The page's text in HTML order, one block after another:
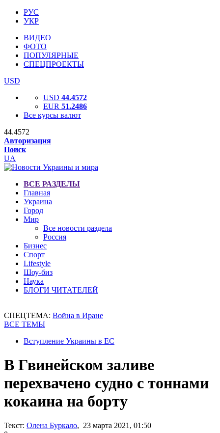
РУС
УКР
ВИДЕО
ФОТО
ПОПУЛЯРНЫЕ
СПЕЦПРОЕКТЫ
USD
USD 44.4572
EUR 51.2486
Все курсы валют
44.4572
Авторизация
Поиск
UA
ВСЕ РАЗДЕЛЫ
Главная
Украина
Город
Мир
Все новости раздела
Россия
Бизнес
Спорт
Lifestyle
Шоу-биз
Наука
БЛОГИ ЧИТАТЕЛЕЙ
СПЕЦТЕМА: Война в Иране
ВСЕ ТЕМЫ
Вступление Украины в ЕС
В Гвинейском заливе
перехвачено судно с тоннами
кокаина на борту
Текст: Олена Буркало, 23 марта 2021, 01:50